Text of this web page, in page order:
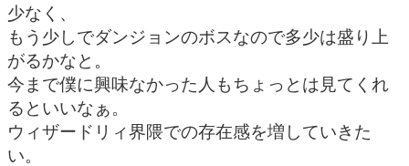
少なく、
もう少しでダンジョンのボスなので多少は盛り上
がるかなと。
今まで僕に興味なかった人もちょっとは見てくれ
るといいなぁ。
ウィザードリィ界隈での存在感を増していきた
い。